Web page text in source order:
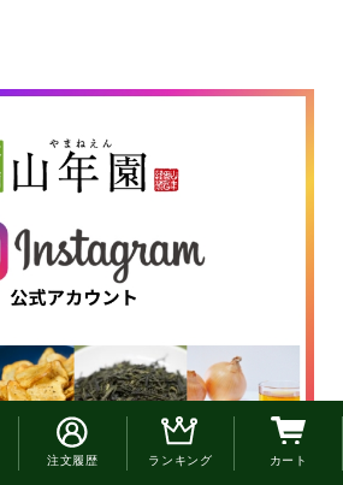
でのご注文はこちら
注文履歴 ランキング カート